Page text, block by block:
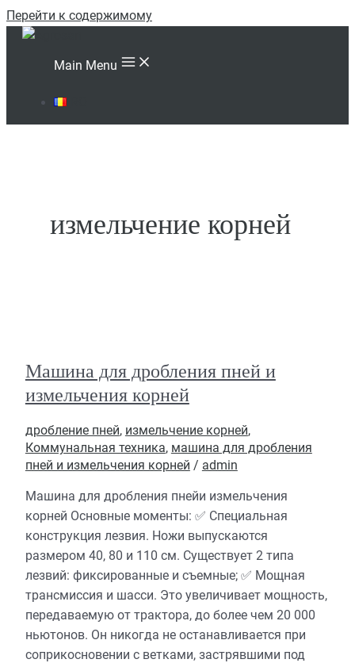
Перейти к содержимому
Main Menu
измельчение корней
Машина для дробления пней и
измельчения корней
дробление пней, измельчение корней,
Коммунальная техника, машина для дробления
пней и измельчения корней / admin
Машина для дробления пнейи измельчения
корней Основные моменты: ✅ Специальная
конструкция лезвия. Ножи выпускаются
размером 40, 80 и 110 см. Существует 2 типа
лезвий: фиксированные и съемные; ✅ Мощная
трансмиссия и шасси. Это увеличивает мощность,
передаваемую от трактора, до более чем 20 000
ньютонов. Он никогда не останавливается при
соприкосновении с ветками, застрявшими под